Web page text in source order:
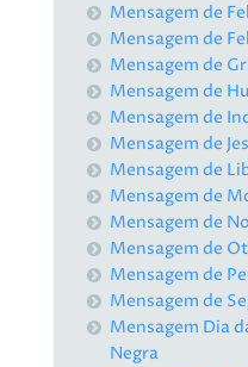
Mensagem de
Mensagem de
Mensagem de
Mensagem de
Mensagem de
Mensagem de
Mensagem de
Mensagem de
Mensagem de
Mensagem de
Mensagem de
Mensagem de
Mensagem Dia
Negra